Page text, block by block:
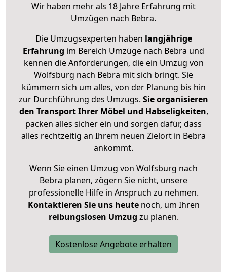
Wir haben mehr als 18 Jahre Erfahrung mit
Umzügen nach Bebra.
Die Umzugsexperten haben langjährige
Erfahrung im Bereich Umzüge nach Bebra und
kennen die Anforderungen, die ein Umzug von
Wolfsburg nach Bebra mit sich bringt. Sie
kümmern sich um alles, von der Planung bis hin
zur Durchführung des Umzugs. Sie organisieren
den Transport Ihrer Möbel und Habseligkeiten,
packen alles sicher ein und sorgen dafür, dass
alles rechtzeitig an Ihrem neuen Zielort in Bebra
ankommt.
Wenn Sie einen Umzug von Wolfsburg nach
Bebra planen, zögern Sie nicht, unsere
professionelle Hilfe in Anspruch zu nehmen.
Kontaktieren Sie uns heutenoch, um Ihren
reibungslosen Umzug zu planen.
Kostenlose Angebote erhalten